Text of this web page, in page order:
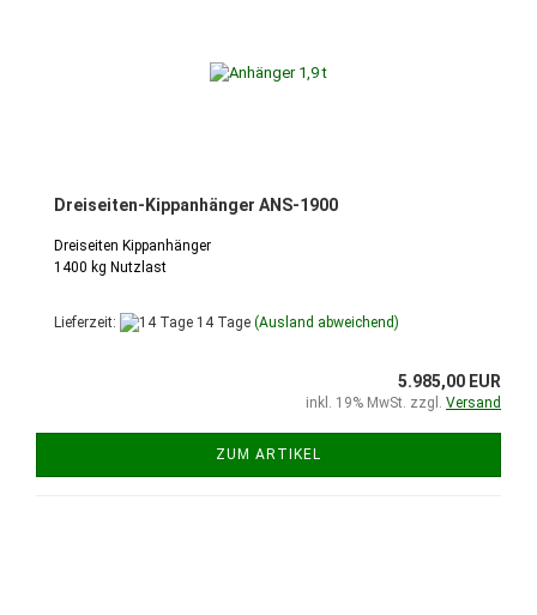
Dreiseiten-Kippanhänger ANS-1900
Dreiseiten Kippanhänger
1400 kg Nutzlast
Lieferzeit: 14 Tage (Ausland abweichend)
5.985,00 EUR
inkl. 19% MwSt. zzgl. Versand
ZUM ARTIKEL